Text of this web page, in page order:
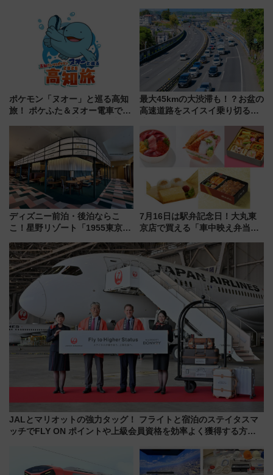
説【JR東日本】
アひまわり園」開園
ポケモン「ヌオー」と巡る高知
旅！ ポケふた＆ヌオー電車で楽
路の絶景と絶品グルメを満喫！
（7月18日スタート）
最大45kmの大渋滞も！？お盆の
高速道路をスイスイ乗り切る快
ディズニー前泊・後泊ならこ
こ！星野リゾート「1955東京ベ
つの理由 無料バス＆24時間サー
ビスで混雑回避
7月16日は駅弁記念日！大丸東
京店で買える「車中映え弁当」
JALとマリオットの強力タッグ！ フライトと宿泊のステイタスマ
ッチでFLY ON ポイントや上級会員資格を効率よく獲得する方法